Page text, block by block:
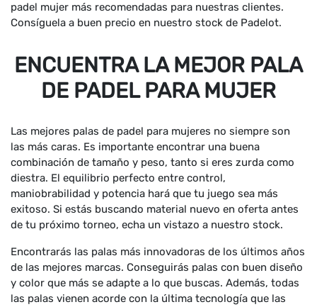
padel mujer más recomendadas para nuestras clientes.
Consíguela a buen precio en nuestro stock de Padelot.
ENCUENTRA LA MEJOR PALA
DE PADEL PARA MUJER
Las mejores palas de padel para mujeres no siempre son
las más caras. Es importante encontrar una buena
combinación de tamaño y peso, tanto si eres zurda como
diestra. El equilibrio perfecto entre control,
maniobrabilidad y potencia hará que tu juego sea más
exitoso. Si estás buscando material nuevo en oferta antes
de tu próximo torneo, echa un vistazo a nuestro stock.
Encontrarás las palas más innovadoras de los últimos años
de las mejores marcas. Conseguirás palas con buen diseño
y color que más se adapte a lo que buscas. Además, todas
las palas vienen acorde con la última tecnología que las